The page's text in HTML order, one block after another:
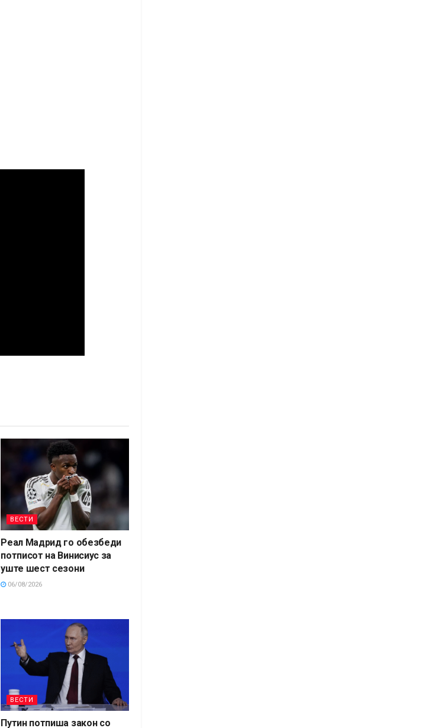
ВЕСТИ
Реал Мадрид го обезбеди
потписот на Винисиус за
уште шест сезони
06/08/2026
ВЕСТИ
Путин потпиша закон со